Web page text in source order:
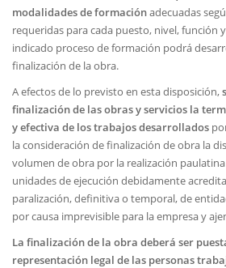
modalidades de formaciónadecuadas
requeridas para cada puesto, nivel, función
indicado proceso de formación podrá
finalización de la obra.
A efectos de lo previsto en esta disposición,
finalización de las obras y servicios la
y efectiva de los trabajos desarrollados
la consideración de finalización de obra la
volumen de obra por la realización
unidades de ejecución debidamente
paralización, definitiva o temporal, de
por causa imprevisible para la empresa y
La finalización de la obra deberá ser
representación legal de las personas